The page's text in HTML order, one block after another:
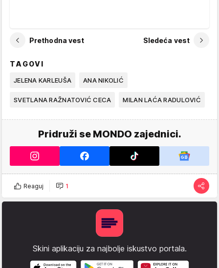
Prethodna vest Sledeća vest
TAGOVI
JELENA KARLEUŠA ANA NIKOLIĆ
SVETLANA RAŽNATOVIĆ CECA MILAN LAĆA RADULOVIĆ
Pridruži se MONDO zajednici.
Reaguj 1
Skini aplikaciju za najbolje iskustvo portala.